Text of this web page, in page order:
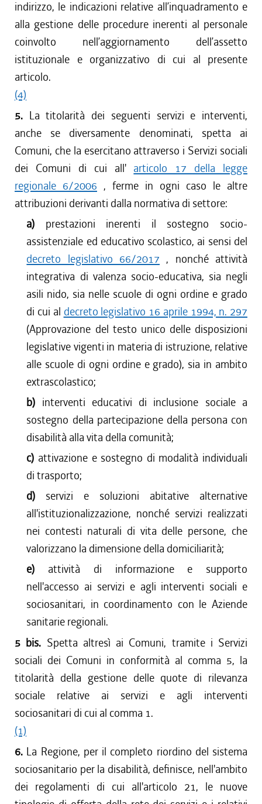
indirizzo, le indicazioni relative all’inquadramento e
alla gestione delle procedure inerenti al personale
coinvolto nell’aggiornamento dell’assetto
istituzionale e organizzativo di cui al presente
articolo.
(4)
5. La titolarità dei seguenti servizi e interventi,
anche se diversamente denominati, spetta ai
Comuni, che la esercitano attraverso i Servizi sociali
dei Comuni di cui all' articolo 17 della legge
regionale 6/2006 , ferme in ogni caso le altre
attribuzioni derivanti dalla normativa di settore:
a) prestazioni inerenti il sostegno socio-
assistenziale ed educativo scolastico, ai sensi del
decreto legislativo 66/2017 , nonché attività
integrativa di valenza socio-educativa, sia negli
asili nido, sia nelle scuole di ogni ordine e grado
di cui al decreto legislativo 16 aprile 1994, n. 297
(Approvazione del testo unico delle disposizioni
legislative vigenti in materia di istruzione, relative
alle scuole di ogni ordine e grado), sia in ambito
extrascolastico;
b) interventi educativi di inclusione sociale a
sostegno della partecipazione della persona con
disabilità alla vita della comunità;
c) attivazione e sostegno di modalità individuali
di trasporto;
d) servizi e soluzioni abitative alternative
all'istituzionalizzazione, nonché servizi realizzati
nei contesti naturali di vita delle persone, che
valorizzano la dimensione della domiciliarità;
e) attività di informazione e supporto
nell'accesso ai servizi e agli interventi sociali e
sociosanitari, in coordinamento con le Aziende
sanitarie regionali.
5 bis. Spetta altresì ai Comuni, tramite i Servizi
sociali dei Comuni in conformità al comma 5, la
titolarità della gestione delle quote di rilevanza
sociale relative ai servizi e agli interventi
sociosanitari di cui al comma 1.
(1)
6. La Regione, per il completo riordino del sistema
sociosanitario per la disabilità, definisce, nell'ambito
dei regolamenti di cui all'articolo 21, le nuove